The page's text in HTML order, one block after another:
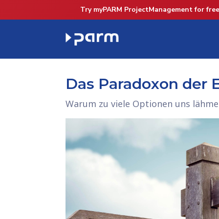
Try myPARM ProjectManagement for
Das Paradoxon der
Warum zu viele Optionen uns